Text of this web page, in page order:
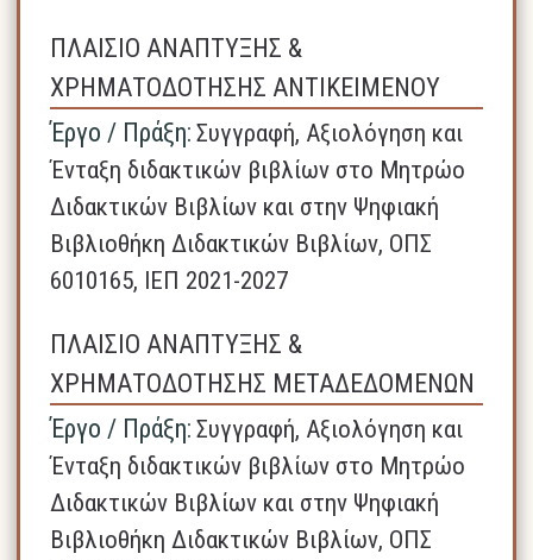
ΠΛΑΙΣΙΟ ΑΝΑΠΤΥΞΗΣ &
ΧΡΗΜΑΤΟΔΟΤΗΣΗΣ ΑΝΤΙΚΕΙΜΕΝΟΥ
Έργο / Πράξη: Συγγραφή, Αξιολόγηση και
Ένταξη διδακτικών βιβλίων στο Μητρώο
Διδακτικών Βιβλίων και στην Ψηφιακή
Βιβλιοθήκη Διδακτικών Βιβλίων, ΟΠΣ
6010165, ΙΕΠ 2021-2027
ΠΛΑΙΣΙΟ ΑΝΑΠΤΥΞΗΣ &
ΧΡΗΜΑΤΟΔΟΤΗΣΗΣ ΜΕΤΑΔΕΔΟΜΕΝΩΝ
Έργο / Πράξη: Συγγραφή, Αξιολόγηση και
Ένταξη διδακτικών βιβλίων στο Μητρώο
Διδακτικών Βιβλίων και στην Ψηφιακή
Βιβλιοθήκη Διδακτικών Βιβλίων, ΟΠΣ